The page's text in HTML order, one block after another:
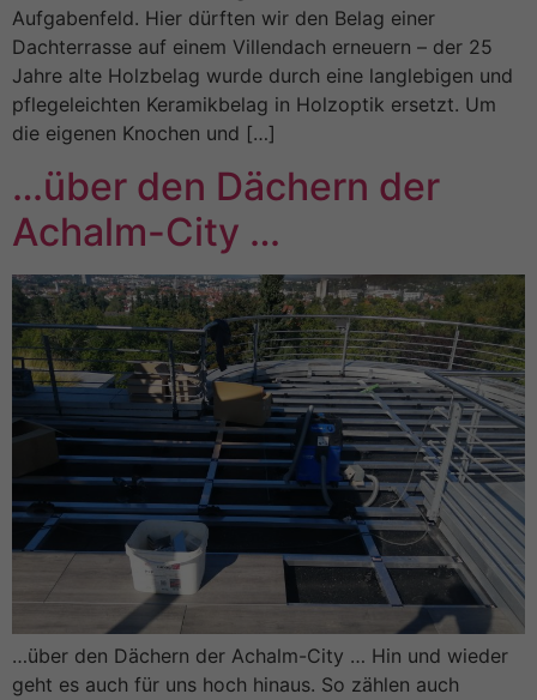
Aufgabenfeld. Hier dürften wir den Belag einer
Dachterrasse auf einem Villendach erneuern – der 25
Jahre alte Holzbelag wurde durch eine langlebigen und
pflegeleichten Keramikbelag in Holzoptik ersetzt. Um
die eigenen Knochen und […]
…über den Dächern der
Achalm-City …
…über den Dächern der Achalm-City … Hin und wieder
geht es auch für uns hoch hinaus. So zählen auch
Essenzielle Cookies ermöglichen grundlegende Funktionen und sind
für die einwandfreie Funktion der Website erforderlich.
Cookie-Informationen anzeigen
Externe Medien (1)
Inhalte von Videoplattformen und Social-Media-Plattformen werden
standardmäßig blockiert. Wenn Cookies von externen Medien
akzeptiert werden, bedarf der Zugriff auf diese Inhalte keiner
manuellen Einwilligung mehr.
Cookie-Informationen anzeigen
powered by Borlabs Cookie
Datenschutzerklärung Impressum